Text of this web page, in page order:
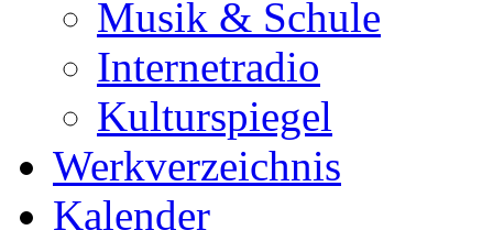
Musik & Schule
Internetradio
Kulturspiegel
Werkverzeichnis
Kalender